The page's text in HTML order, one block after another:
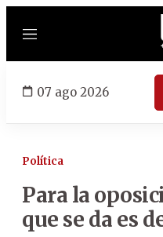
Menú
07 ago 2026
Política
Para la
que se da es